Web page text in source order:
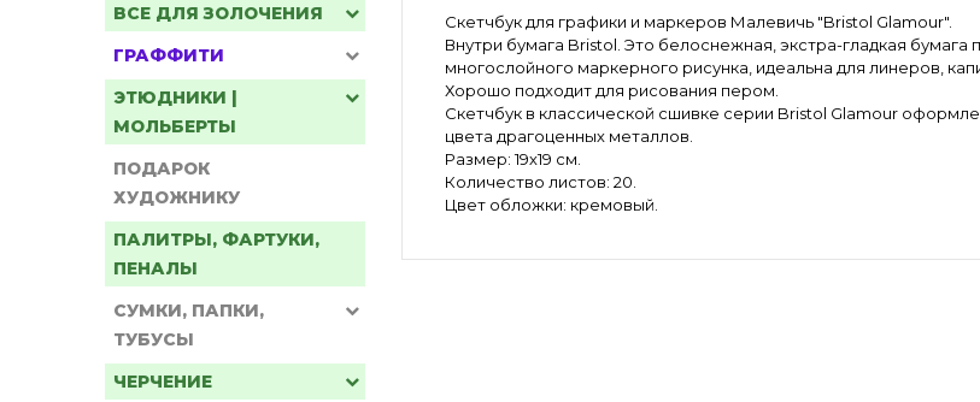
ВСЕ ДЛЯ ЗОЛОЧЕНИЯ
ГРАФФИТИ
ЭТЮДНИКИ |
МОЛЬБЕРТЫ
ПОДАРОК
ХУДОЖНИКУ
ПАЛИТРЫ, ФАРТУКИ,
ПЕНАЛЫ
СУМКИ, ПАПКИ,
ТУБУСЫ
ЧЕРЧЕНИЕ
Скетчбук для графики и маркеров Малевичь "Bristol Glamour".
Внутри бумага Bristol. Это белоснежная, экстра-гладкая бумага
многослойного маркерного рисунка, идеальна для линеров,
Хорошо подходит для рисования пером.
Скетчбук в классической сшивке серии Bristol Glamour
цвета драгоценных металлов.
Размер: 19х19 см.
Количество листов: 20.
Цвет обложки: кремовый.